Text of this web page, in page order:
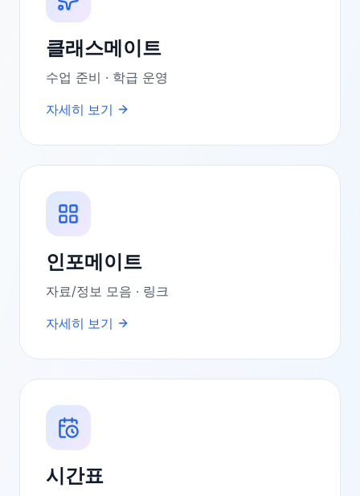
클래스메이트
수업 준비 · 학급 운영
자세히 보기
인포메이트
자료/정보 모음 · 링크
자세히 보기
시간표